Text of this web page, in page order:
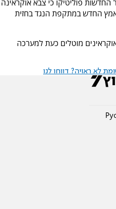
החדשות פוליטיקו כי צבא אוקראינה
החדש במתקפת הנגד בחזית
אלף לוחמים אוקראינים מוטלים כעת למערכה
לא ראויה? דווחו לנו